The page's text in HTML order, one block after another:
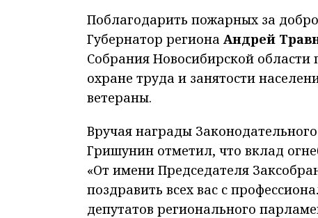
Поблагодарить пожарных за
Губернатор региона Андрей
Собрания Новосибирской
охране труда и занятости
ветераны.
Вручая награды
Гришунин отметил, что вклад
«От имени Председателя
поздравить всех вас с
депутатов регионального